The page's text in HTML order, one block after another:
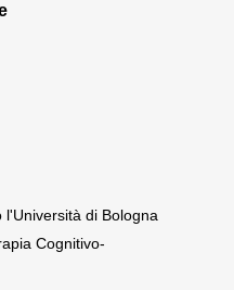
l'Università di Bologna
Cognitivo-